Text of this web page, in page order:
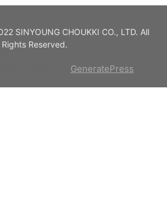
SINYOUNG CHOUKKI CO., LTD. All
Rights Reserved.
GeneratePress